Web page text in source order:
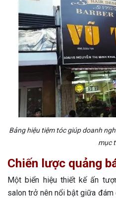
Bảng hiệu tiệm tóc giúp doanh
mục
Chiến lược quảng
Một biển hiệu thiết kế ấn
salon trở nên nổi bật giữa